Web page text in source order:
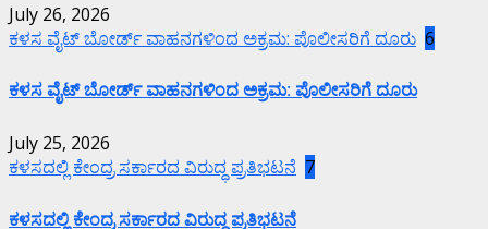
July 26, 2026
ಕಳಸ ವೈಟ್ ಬೋರ್ಡ್ ವಾಹನಗಳಿಂದ ಅಕ್ರಮ: ಪೊಲೀಸರಿಗೆ ದೂರು 6
ಕಳಸ ವೈಟ್ ಬೋರ್ಡ್ ವಾಹನಗಳಿಂದ ಅಕ್ರಮ: ಪೊಲೀಸರಿಗೆ ದೂರು
July 25, 2026
ಕಳಸದಲ್ಲಿ ಕೇಂದ್ರ ಸರ್ಕಾರದ ವಿರುದ್ಧ ಪ್ರತಿಭಟನೆ 7
ಕಳಸದಲ್ಲಿ ಕೇಂದ್ರ ಸರ್ಕಾರದ ವಿರುದ್ಧ ಪ್ರತಿಭಟನೆ